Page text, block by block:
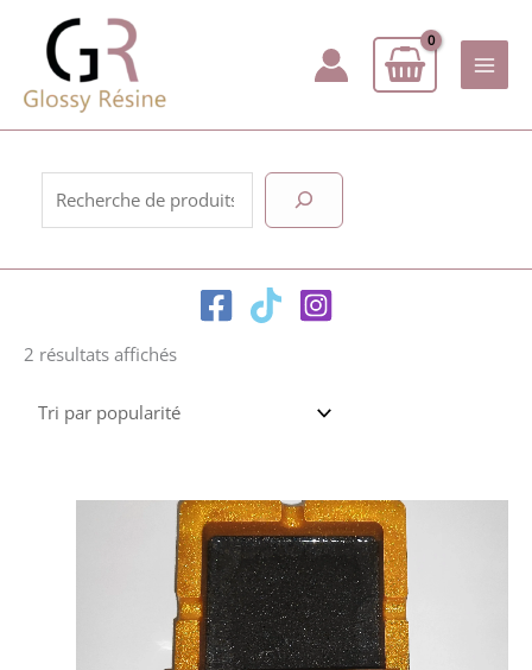
contenu
Rechercher
2 résultats affichésTrié
popularité